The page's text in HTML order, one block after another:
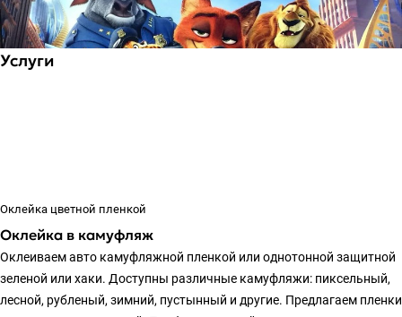
Услуги
Оклейка цветной пленкой
Оклейка в камуфляж
Оклеиваем авто камуфляжной пленкой или однотонной защитной
зеленой или хаки. Доступны различные камуфляжи: пиксельный,
лесной, рубленый, зимний, пустынный и другие. Предлагаем пленки